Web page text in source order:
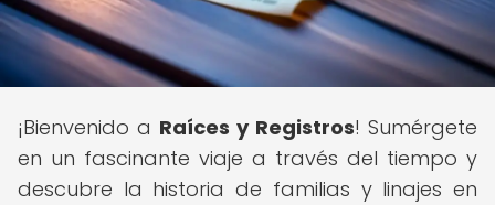
¡Bienvenido a Raíces y Registros! Sumérgete
en un fascinante viaje a través del tiempo y
descubre la historia de familias y linajes en